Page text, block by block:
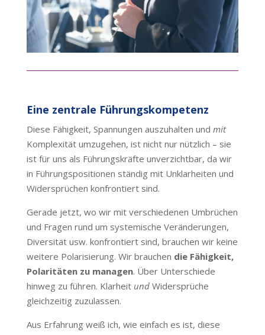
Eine zentrale Führungskompetenz
Diese Fähigkeit, Spannungen auszuhalten und mit
Komplexität umzugehen, ist nicht nur nützlich – sie
ist für uns als Führungskräfte unverzichtbar, da wir
in Führungspositionen ständig mit Unklarheiten und
Widersprüchen konfrontiert sind.
Gerade jetzt, wo wir mit verschiedenen Umbrüchen
und Fragen rund um systemische Veränderungen,
Diversität usw. konfrontiert sind, brauchen wir keine
weitere Polarisierung. Wir brauchen die Fähigkeit,
Polaritäten zu managen. Über Unterschiede
hinweg zu führen. Klarheit undWidersprüche
gleichzeitig zuzulassen.
Aus Erfahrung weiß ich, wie einfach es ist, diese